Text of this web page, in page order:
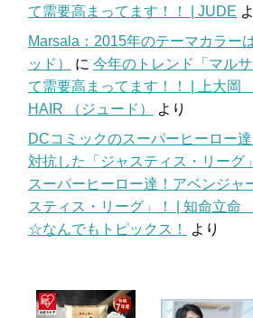
て需要高まってます！！ | JUDE
Marsala：2015年のテーマカラー
ッド）
に 今年のトレンド「マル
て需要高まってます！！ | 上大
HAIR （ジュード）
より
DCコミックのスーパーヒーロー
対抗した「ジャスティス・リーグ
スーパーヒーロー達！アベンジャ
スティス・リーグ」！ | 知命立命
☆なんでもトピックス！
より